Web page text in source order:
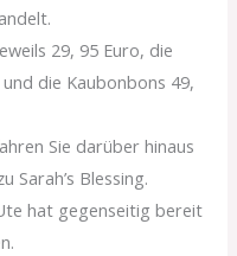
29, 95 Euro, die
die Kaubonbons 49,
Sie darüber hinaus
Sarah’s Blessing.
hat gegenseitig bereit